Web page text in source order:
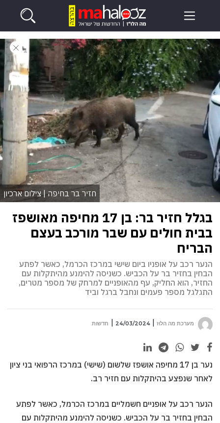
חזיר בר בחיפה | צילום ארכיון
בגלל חזיר בר: בן 17 מחיפה מאושפז
בבית חולים עם שבר מורכב בעצם
הבריח
הנער רכב על אופניו ביום שישי במרכז הכרמל, כאשר לפתע
הבחין בחזיר בר על הכביש. כשניסה להימנע מהיתקלות עם
החזיר, הוא החליק, עף מהאופניים למרחק של מספר מטרים,
התגלגל מספר פעמים ונחבל ברגל וביד
מערכת מה הלוז 24/03/2024 חדשות
נער בן 17 מחיפה אושפז שלשום (שישי) במרכז הרפואי בני ציון
לאחר שנפצע בהיתקלות עם חזיר רב.
הנער רכב על אופניים חשמליים במרכז הכרמל, כאשר לפתע
הבחין בחזיר בר על הכביש. כשניסה להימנע מהיתקלות עם